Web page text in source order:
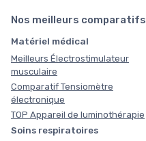
Nos meilleurs comparatifs
Matériel médical
Meilleurs Électrostimulateur
musculaire
Comparatif Tensiomètre
électronique
TOP Appareil de luminothérapie
Soins respiratoires